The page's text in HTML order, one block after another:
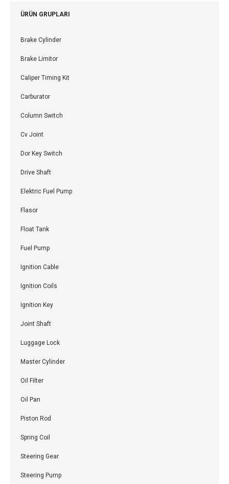
ÜRÜN GRUPLARI
Brake Cylinder
Brake Limitor
Caliper Timing Kit
Carburator
Column Switch
Cv Joint
Dor Key Switch
Drive Shaft
Elektric Fuel Pump
Flasor
Float Tank
Fuel Pump
Ignition Cable
Ignition Coils
Ignition Key
Joint Shaft
Luggage Lock
Master Cylinder
Oil Filter
Oil Pan
Piston Rod
Spring Coil
Steering Gear
Steering Pump